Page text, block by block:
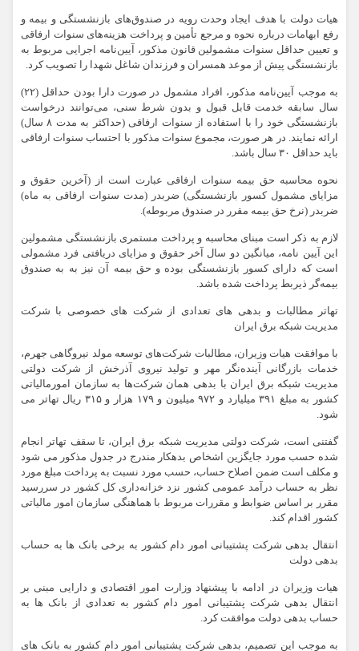
هیات دولت با هدف ایجاد وحدت رویه در صندوق‌های بازنشستگی و بیمه و
رفع ابهامات درباره نحوه و مرجع تأمین و پرداخت هزینه‌های سنوات ارفاقی
و تعیین حداقل سنوات مشمولین قانون مذکور، آیین‌نامه اجرایی مربوط به
بازنشستگی پیش از موعد همسران و فرزندان شاغل شهدا را تصویب کرد.
به موجب آیین‌نامه مذکور، افراد مشمول در صورت دارا بودن حداقل (۲۲)
سال سابقه خدمت قابل قبول و بدون شرط سنی، می‌توانند درخواست
بازنشستگی خود را با استفاده از سنوات ارفاقی (حداکثر به مدت ۸ سال)
ارائه نمایند. در هر صورت، مجموع سنوات مذکور با احتساب سنوات ارفاقی
باید حداقل ۳۰ سال باشد.
نحوه محاسبه حق بیمه سنوات ارفاقی عبارت است از (آخرین حقوق و
مزایای مشمول کسور بازنشستگی) ضربدر (مدت سنوات ارفاقی به ماه)
ضربدر (نرخ حق بیمه مقرر در صندوق مربوطه).
لازم به ذکر است مبنای محاسبه و پرداخت مستمری بازنشستگی مشمولین
این آیین نامه، میانگین دو سال آخر حقوق و مزایای دریافتی فرد مشمولی
است که دارای کسور بازنشستگی بوده و حق بیمه آن نیز به به صندوق
بیمه‌گر ذیربط پرداخت شده باشد.
تهاتر مطالبات و بدهی های تعدادی از شرکت های خصوصی با شرکت
مدیریت شبکه برق ایران
با موافقت هیات وزیران، مطالبات شرکت‌های توسعه مولد نیروگاهی جهرم،
خدمات بازرگانی آینده‌نگر مهر و تولید نیروی آذرخش از شرکت‌ دولتی
مدیریت شبکه برق ایران با بدهی همان شرکت‌ها به سازمان امورمالیاتی
کشور به مبلغ ۳۹۱ میلیارد و ۹۷۲ میلیون و ۱۷۹ هزار و ۳۱۵ ریال تهاتر می
شود.
گفتنی است، شرکت ‌دولتی مدیریت شبکه برق ایران، تا سقف تهاتر انجام
شده حسب مورد جایگزین اشخاص بدهکار مندرج در جدول مذکور می شود
و مکلف است ضمن اصلاح حساب، حسب مورد نسبت به پرداخت مبلغ مورد
نظر به حساب درآمد عمومی کشور نزد خزانه‌داری کل کشور در سررسید
مقرر بر اساس ضوابط و مقررات مربوط با هماهنگی سازمان امور ‌مالیاتی
کشور اقدام کند.
انتقال بدهی شرکت پشتیبانی امور دام کشور به برخی بانک ها به حساب
بدهی دولت
هیات وزیران در ادامه با پیشنهاد وزارت امور اقتصادی و دارایی مبنی بر
انتقال بدهی شرکت پشتیبانی امور دام کشور به تعدادی از بانک ها به
حساب بدهی دولت موافقت کرد.
به موجب این تصمیم، بدهی شرکت پشتیبانی امور دام کشور به بانک های